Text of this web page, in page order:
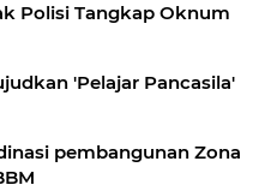
Polisi Tangkap Oknum
'Pelajar Pancasila'
pembangunan Zona